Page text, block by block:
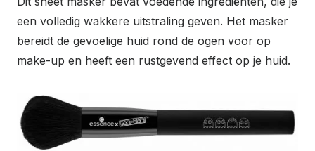
een volledig wakkere uitstraling geven. Het masker
bereidt de gevoelige huid rond de ogen voor op
make-up en heeft een rustgevend effect op je huid.